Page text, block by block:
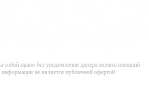
собой право без уведомления дилера менять внешний
не является публичной офертой.